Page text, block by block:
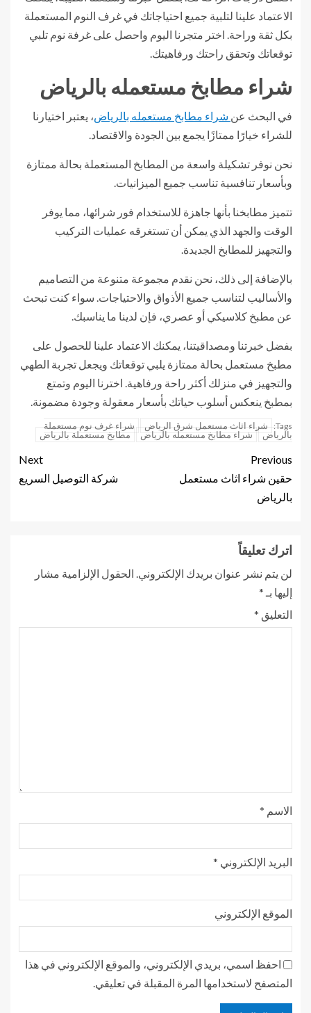
الاعتماد علينا لتلبية جميع احتياجاتك في غرف النوم المستعملة
بكل ثقة وراحة. اختر متجرنا اليوم واحصل على غرفة نوم تلبي
توقعاتك وتحقق راحتك ورفاهيتك.
شراء مطابخ مستعمله بالرياض
في البحث عن شراء مطابخ مستعمله بالرياض، يعتبر اختيارنا
للشراء خيارًا ممتازًا يجمع بين الجودة والاقتصاد.
نحن نوفر تشكيلة واسعة من المطابخ المستعملة بحالة ممتازة
وبأسعار تنافسية تناسب جميع الميزانيات.
تتميز مطابخنا بأنها جاهزة للاستخدام فور شرائها، مما يوفر
الوقت والجهد الذي يمكن أن تستغرقه عمليات التركيب
والتجهيز للمطابخ الجديدة.
بالإضافة إلى ذلك، نحن نقدم مجموعة متنوعة من التصاميم
والأساليب لتناسب جميع الأذواق والاحتياجات. سواء كنت تبحث
عن مطبخ كلاسيكي أو عصري، فإن لدينا ما يناسبك.
بفضل خبرتنا ومصداقيتنا، يمكنك الاعتماد علينا للحصول على
مطبخ مستعمل بحالة ممتازة يلبي توقعاتك ويجعل تجربة الطهي
والتجهيز في منزلك أكثر راحة ورفاهية. اخترنا اليوم وتمتع
بمطبخ ينعكس أسلوب حياتك بأسعار معقولة وجودة مضمونة.
Tags: شراء اثاث مستعمل شرق الرياض
شراء غرف نوم مستعملة
بالرياض
شراء مطابخ مستعمله بالرياض مطابخ مستعملة بالرياض
Previous
حقين شراء اثاث مستعمل
بالرياض
Next
شركة التوصيل السريع
اترك تعليقاً
لن يتم نشر عنوان بريدك الإلكتروني. الحقول الإلزامية مشار
إليها بـ *
التعليق *
الاسم *
البريد الإلكتروني *
الموقع الإلكتروني
احفظ اسمي، بريدي الإلكتروني، والموقع الإلكتروني في هذا
المتصفح لاستخدامها المرة المقبلة في تعليقي.